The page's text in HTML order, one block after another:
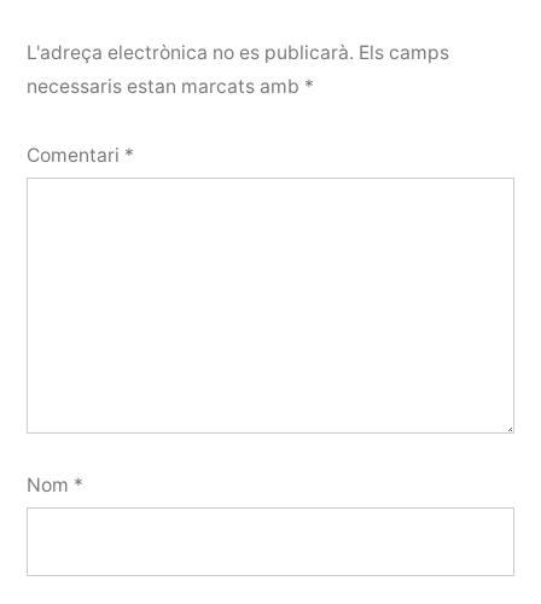
L'adreça electrònica no es publicarà. Els camps
necessaris estan marcats amb *
Comentari *
Nom *